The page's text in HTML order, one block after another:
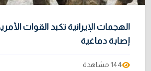
إصابة دماغية
144 مشاهدة